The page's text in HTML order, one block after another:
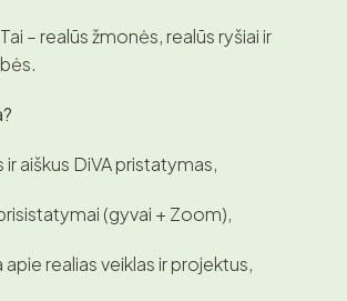
– realūs žmonės, realūs ryšiai ir
ir aiškus DiVA pristatymas,
(gyvai + Zoom),
apie realias veiklas ir projektus,